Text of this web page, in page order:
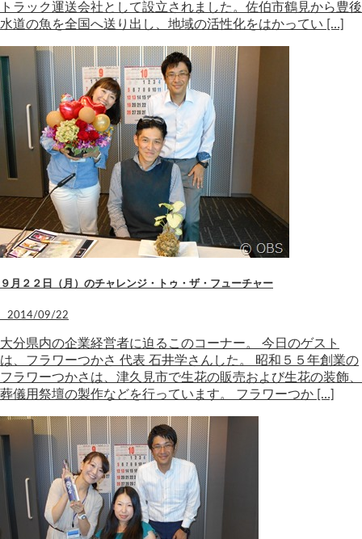
トラック運送会社として設立されました。佐伯市鶴見から豊後
水道の魚を全国へ送り出し、地域の活性化をはかってい […]
９月２２日（月）のチャレンジ・トゥ・ザ・フューチャー
2014/09/22
大分県内の企業経営者に迫るこのコーナー。 今日のゲスト
は、フラワーつかさ 代表 石井学さんした。 昭和５５年創業の
フラワーつかさは、津久見市で生花の販売および生花の装飾、
葬儀用祭壇の製作などを行っています。 フラワーつか […]